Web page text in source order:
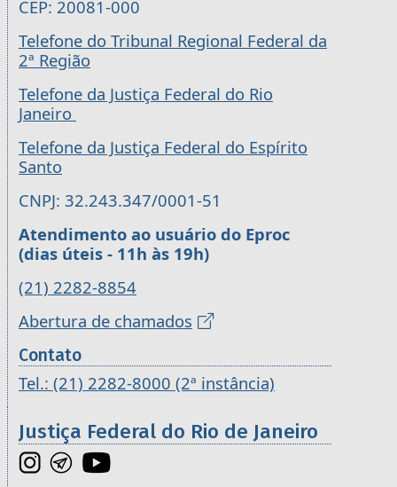
CEP: 20081-000
Telefone do Tribunal Regional Federal da
2ª Região
Telefone da Justiça Federal do Rio
Janeiro
Telefone da Justiça Federal do Espírito
Santo
CNPJ: 32.243.347/0001-51
Atendimento ao usuário do Eproc
(dias úteis - 11h às 19h)
(21) 2282-8854
Abertura de chamados
Contato
Tel.: (21) 2282-8000 (2ª instância)
Justiça Federal do Rio de Janeiro